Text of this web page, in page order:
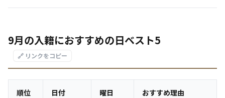
9月の入籍におすすめの日ベスト5
🔗 リンクをコピー
順位 日付 曜日 おすすめ理由